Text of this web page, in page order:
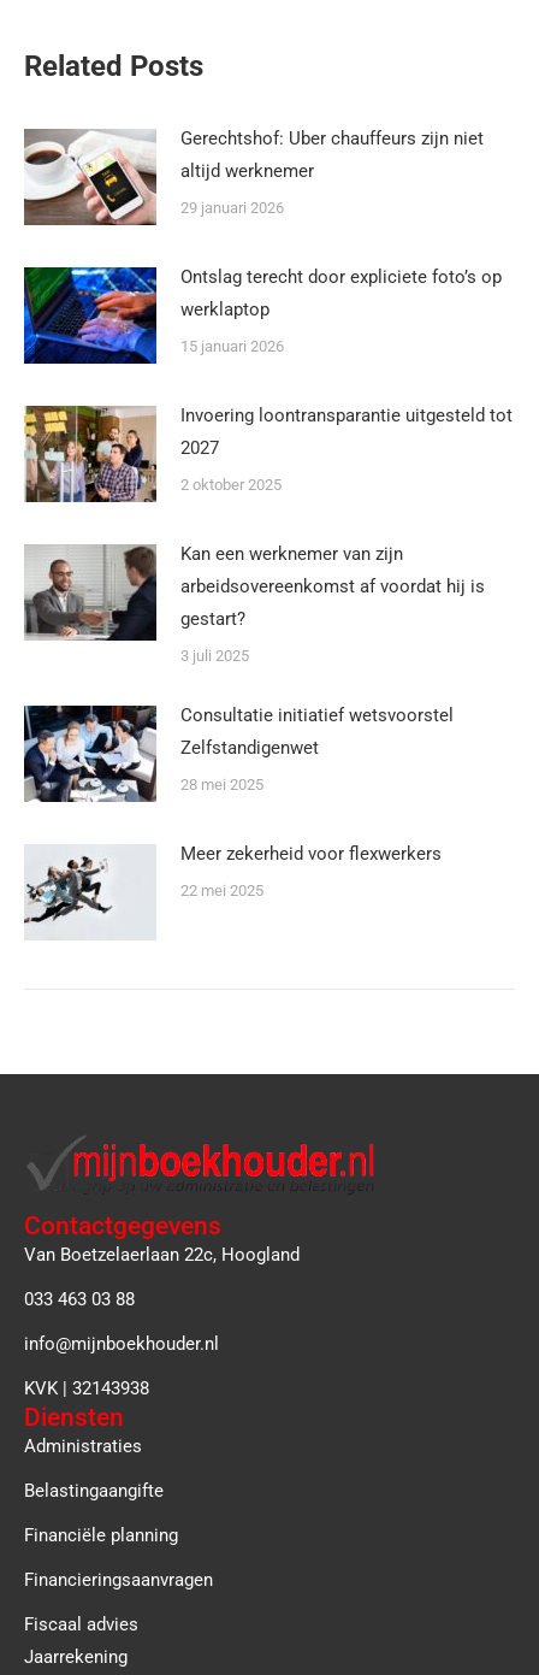
Related Posts
Gerechtshof: Uber chauffeurs zijn niet
altijd werknemer
29 januari 2026
Ontslag terecht door expliciete foto’s op
werklaptop
15 januari 2026
Invoering loontransparantie uitgesteld tot
2027
2 oktober 2025
Kan een werknemer van zijn
arbeidsovereenkomst af voordat hij is
gestart?
3 juli 2025
Consultatie initiatief wetsvoorstel
Zelfstandigenwet
28 mei 2025
Meer zekerheid voor flexwerkers
22 mei 2025
Contactgegevens
Van Boetzelaerlaan 22c, Hoogland
033 463 03 88
info@mijnboekhouder.nl
KVK | 32143938
Diensten
Administraties
Belastingaangifte
Financiële planning
Financieringsaanvragen
Fiscaal advies
Jaarrekening